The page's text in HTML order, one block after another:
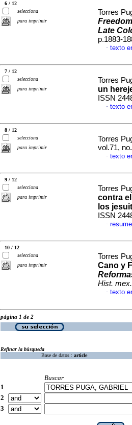
6 / 12
selecciona
para imprimir
Torres
Late
p.1883-
· texto
7 / 12
selecciona
para imprimir
Torres
un
ISSN
· texto
8 / 12
selecciona
para imprimir
Torres
vol.71,
· texto
9 / 12
selecciona
para imprimir
Torres
contra
los
ISSN
·
10 / 12
selecciona
para imprimir
Torres
Cano y
Hist. mex.
· texto
página 1 de 2
Refinar la búsqueda
Base de datos : article
Buscar
1
2
3